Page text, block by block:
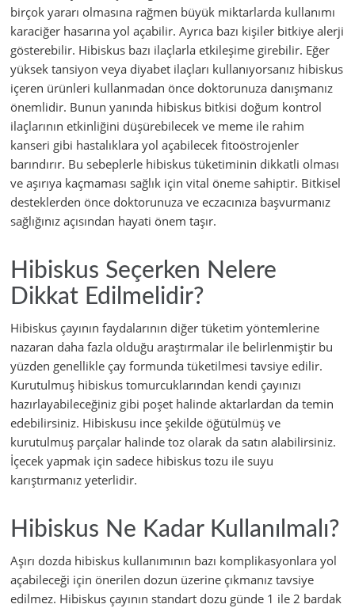
birçok yararı olmasına rağmen büyük miktarlarda kullanımı
karaciğer hasarına yol açabilir. Ayrıca bazı kişiler bitkiye alerji
gösterebilir. Hibiskus bazı ilaçlarla etkileşime girebilir. Eğer
yüksek tansiyon veya diyabet ilaçları kullanıyorsanız hibiskus
içeren ürünleri kullanmadan önce doktorunuza danışmanız
önemlidir. Bunun yanında hibiskus bitkisi doğum kontrol
ilaçlarının etkinliğini düşürebilecek ve meme ile rahim
kanseri gibi hastalıklara yol açabilecek fitoöstrojenler
barındırır. Bu sebeplerle hibiskus tüketiminin dikkatli olması
ve aşırıya kaçmaması sağlık için vital öneme sahiptir. Bitkisel
desteklerden önce doktorunuza ve eczacınıza başvurmanız
sağlığınız açısından hayati önem taşır.
Hibiskus Seçerken Nelere
Dikkat Edilmelidir?
Hibiskus çayının faydalarının diğer tüketim yöntemlerine
nazaran daha fazla olduğu araştırmalar ile belirlenmiştir bu
yüzden genellikle çay formunda tüketilmesi tavsiye edilir.
Kurutulmuş hibiskus tomurcuklarından kendi çayınızı
hazırlayabileceğiniz gibi poşet halinde aktarlardan da temin
edebilirsiniz. Hibiskusu ince şekilde öğütülmüş ve
kurutulmuş parçalar halinde toz olarak da satın alabilirsiniz.
İçecek yapmak için sadece hibiskus tozu ile suyu
karıştırmanız yeterlidir.
Hibiskus Ne Kadar Kullanılmalı?
Aşırı dozda hibiskus kullanımının bazı komplikasyonlara yol
açabileceği için önerilen dozun üzerine çıkmanız tavsiye
edilmez. Hibiskus çayının standart dozu günde 1 ile 2 bardak